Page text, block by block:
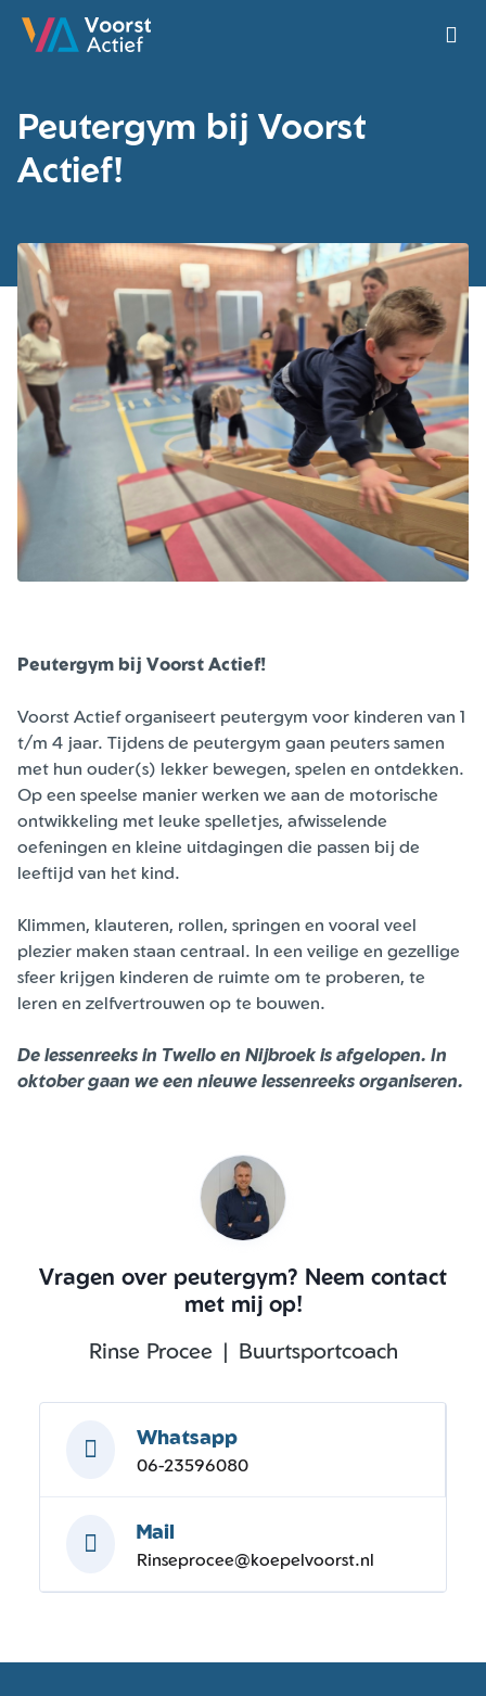
Ga naar de homepage van Voorst Actief
Peutergym bij Voorst
Actief!
Peutergym bij Voorst Actief!
Voorst Actief organiseert peutergym voor kinderen van 1
t/m 4 jaar. Tijdens de peutergym gaan peuters samen
met hun ouder(s) lekker bewegen, spelen en ontdekken.
Op een speelse manier werken we aan de motorische
ontwikkeling met leuke spelletjes, afwisselende
oefeningen en kleine uitdagingen die passen bij de
leeftijd van het kind.
Klimmen, klauteren, rollen, springen en vooral veel
plezier maken staan centraal. In een veilige en gezellige
sfeer krijgen kinderen de ruimte om te proberen, te
leren en zelfvertrouwen op te bouwen.
De lessenreeks in Twello en Nijbroek is afgelopen. In
oktober gaan we een nieuwe lessenreeks organiseren.
Vragen over peutergym? Neem contact
met mij op!
Rinse Procee | Buurtsportcoach
Whatsapp
06-23596080
Mail
Rinseprocee@koepelvoorst.nl